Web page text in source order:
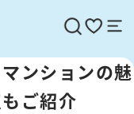
ンションの魅
ご紹介